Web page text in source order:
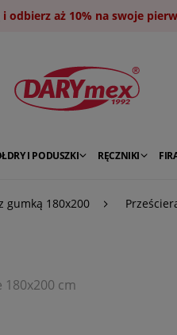
i odbierz aż 10% na swoje
I PODUSZKI RĘCZNIKI
gumką 180x200
180x200 cm